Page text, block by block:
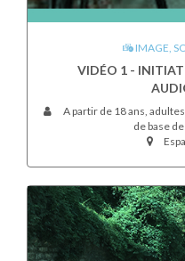
IMAGE,
VIDÉO 1 -
A partir de 18 ans,
de base